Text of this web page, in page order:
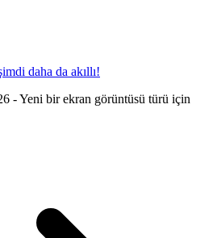
daha da akıllı!
- Yeni bir ekran görüntüsü türü için